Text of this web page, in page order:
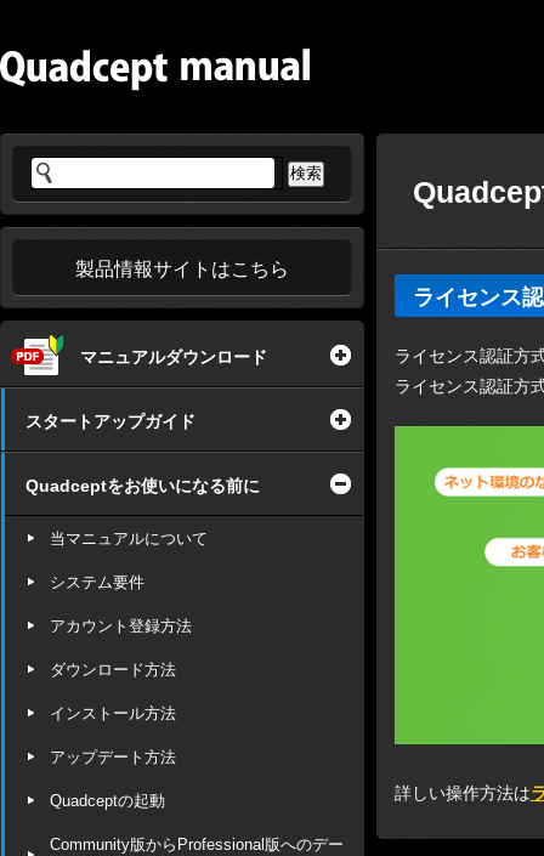
製品情報サイトはこちら
マニュアルダウンロード
スタートアップガイド
Quadceptをお使いになる前に
当マニュアルについて
システム要件
アカウント登録方法
ダウンロード方法
インストール方法
アップデート方法
Quadceptの起動
Community版からProfessional版へのデー
ライセンス
ライセンス認証方
ライセンス認証方
詳しい操作方法は